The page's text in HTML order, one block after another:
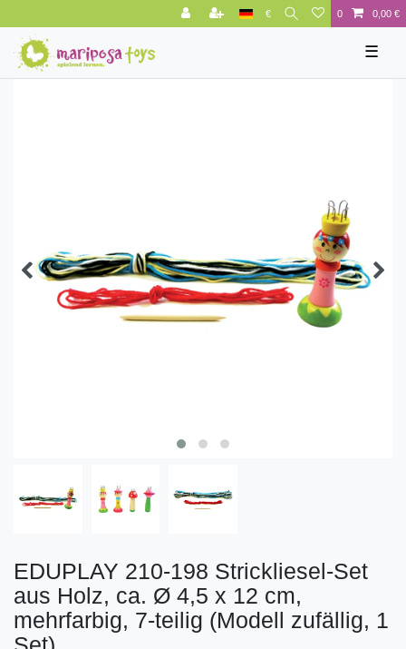
€ 0 0,00 €
☰
EDUPLAY 210-198 Strickliesel-Set
aus Holz, ca. Ø 4,5 x 12 cm,
mehrfarbig, 7-teilig (Modell zufällig, 1